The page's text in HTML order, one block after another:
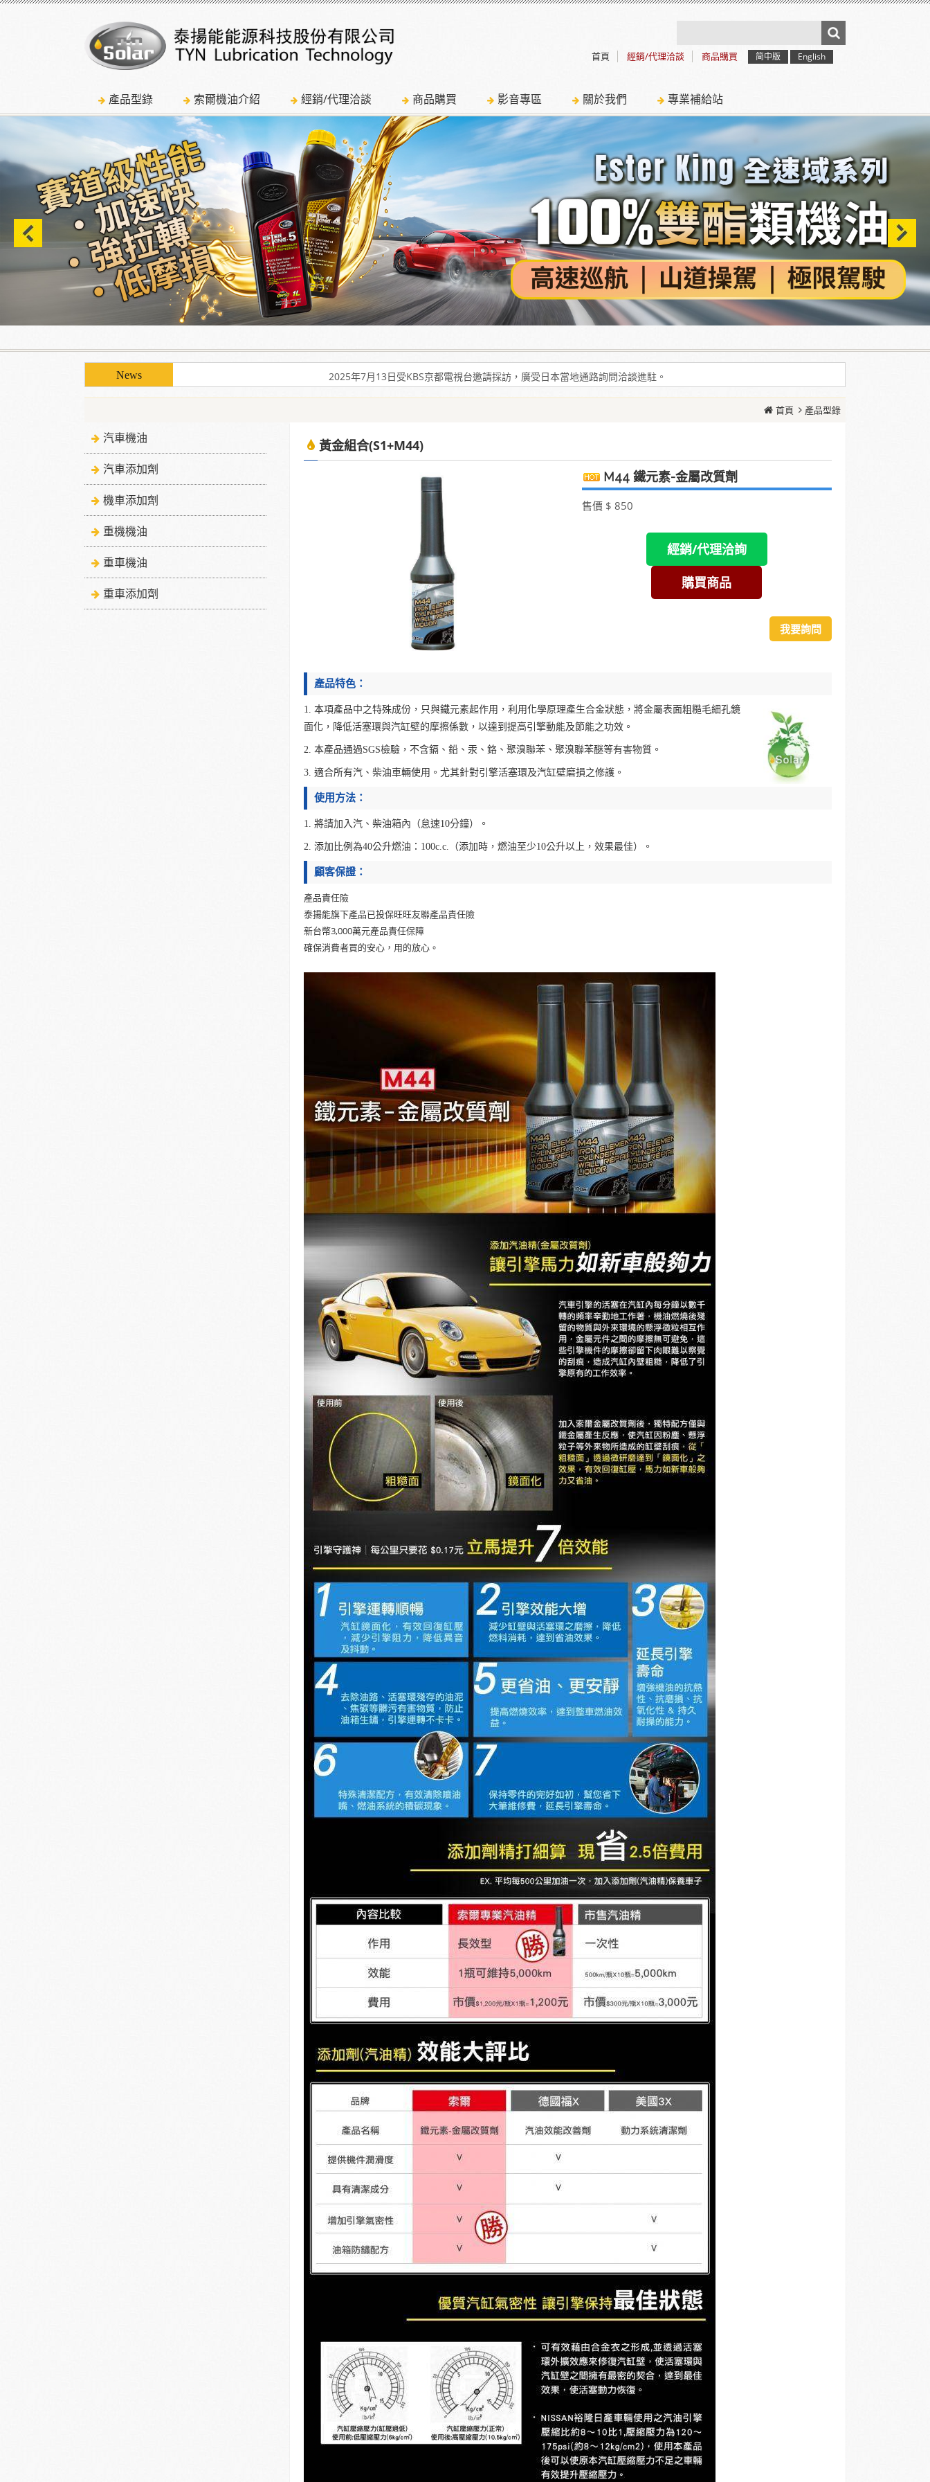
首頁 經銷/代理洽談 商品購買 简中版 English
產品型錄 索爾機油介紹 經銷/代理洽談 商品購買 影音專區 關於我們 專業補給站
使用「泰揚能 Solar 索爾機油」可有效解決車輛經年使用後產生引擎積碳、缸壓下降、扭力減低、油耗增加等現象
2025年7月13日受KBS京都電視台邀請採訪，廣受日本當地通路詢問洽談進駐。
使用「泰揚能 Solar 索爾機油」可有效解決車輛經年使用後產生引擎積碳、缸壓下降、扭力減低、油耗增加等現象
首頁 產品型錄
汽車機油
汽車添加劑
機車添加劑
重機機油
重車機油
重車添加劑
黃金組合(S1+M44)
M44 鐵元素-金屬改質劑
售價 $ 850
經銷/代理洽詢
購買商品
我要詢問
產品特色：
1. 本項產品中之特殊成份，只與鐵元素起作用，利用化學原理產生合金狀態，將金屬表面粗糙毛細孔鏡
面化，降低活塞環與汽缸壁的摩擦係數，以達到提高引擎動能及節能之功效。
2. 本產品通過SGS檢驗，不含鎘、鉛、汞、鉻、聚溴聯苯、聚溴聯苯醚等有害物質。
3. 適合所有汽、柴油車輛使用。尤其針對引擎活塞環及汽缸壁磨損之修護。
使用方法：
1. 將請加入汽、柴油箱內（怠速10分鐘）。
2. 添加比例為40公升燃油：100c.c.（添加時，燃油至少10公升以上，效果最佳）。
顧客保證：
產品責任險
泰揚能旗下產品已投保旺旺友聯產品責任險
新台幣3,000萬元產品責任保障
確保消費者買的安心，用的放心。